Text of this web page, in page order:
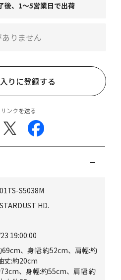
後、1～5営業日で出荷
りに登録する
りません
ンクを送る
S5038M
HD.
19:00:00
69cm、身幅:約52cm、肩幅:約
丈:約20cm
、身幅:約55cm、肩幅:約